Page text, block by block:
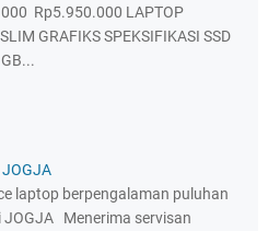
Rp5.950.000 LAPTOP
GRAFIKS SPEKSIFIKASI SSD
JOGJA
laptop berpengalaman puluhan
JOGJA Menerima servisan